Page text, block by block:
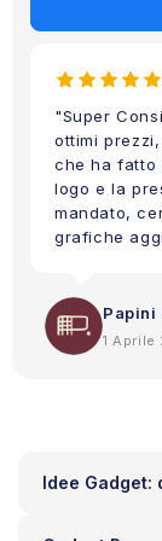
"Super
ottimi
che ha fatto
logo e la
mandato,
grafiche
sicuramente
Papini
1 Aprile
Idee Gadget: